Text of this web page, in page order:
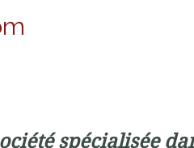
spécialisée